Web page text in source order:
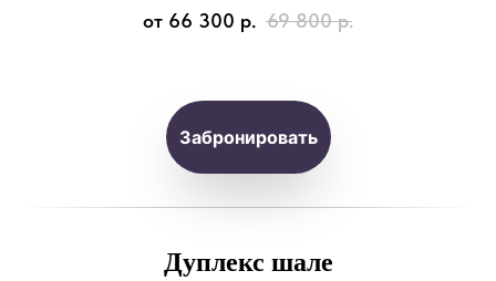
от 66 300 р. 69 800 р.
Забронировать
Дуплекс шале